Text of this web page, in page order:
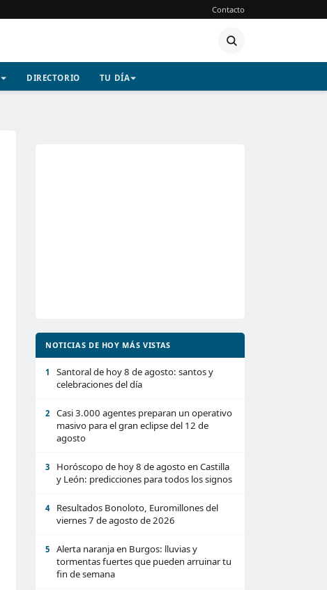
Contacto
DIRECTORIO TU DÍA
NOTICIAS DE HOY MÁS VISTAS
1
Santoral de hoy 8 de agosto: santos y
celebraciones del día
2
Casi 3.000 agentes preparan un operativo
masivo para el gran eclipse del 12 de
agosto
3
Horóscopo de hoy 8 de agosto en Castilla
y León: predicciones para todos los signos
4
Resultados Bonoloto, Euromillones del
viernes 7 de agosto de 2026
5
Alerta naranja en Burgos: lluvias y
tormentas fuertes que pueden arruinar tu
fin de semana